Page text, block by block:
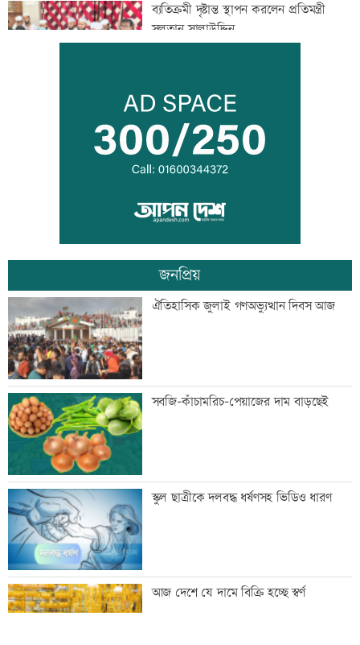
ব্যতিক্রমী দৃষ্টান্ত স্থাপন করলেন প্রতিমন্ত্রী
সুলতান সালাউদ্দিন
‘বিশ্বাস করতে চাই তিনি ডিসেম্বরে ফিরে
আইনের মুখোমুখি হবেন’
জাপানে টাইফুন ‘ডলফিনে’র তাণ্ডবে ৫০০
ফ্লাইট বাতিল
প্রস্তুতি ম্যাচে তাইজুলের চোট
বাংলাদেশসহ ১৪ দেশের প্রতিরক্ষা জোটে
কমান্ডার নিয়োগ
নোয়াখালীতে ৯৭৯০ ইয়াবাসহ গ্রেফতার ২
তিন হত্যা মামলার আসামি গ্রেফতার
জনপ্রিয়
ঐতিহাসিক জুলাই গণঅভ্যুত্থান দিবস আজ
সবজি-কাঁচামরিচ-পেয়াজের দাম বাড়ছেই
স্কুল ছাত্রীকে দলবদ্ধ ধর্ষণসহ ভিডিও ধারণ
আজ দেশে যে দামে বিক্রি হচ্ছে স্বর্ণ